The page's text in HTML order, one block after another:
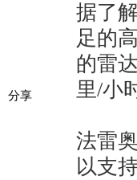
分享
据了
足的
的雷
里/小
法雷
以支